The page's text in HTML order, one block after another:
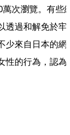
次瀏覽。有些
透過和解免於牢
少來自日本的網
性的行為，認為